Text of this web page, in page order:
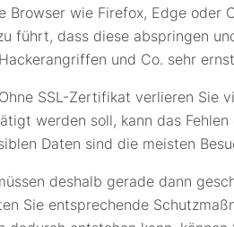
Browser wie Firefox, Edge oder
führt, dass diese abspringen
und Co. sehr
SSL-Zertifikat verlieren Sie
werden soll, kann das
Daten sind die meisten
deshalb gerade dann
Sie entsprechende